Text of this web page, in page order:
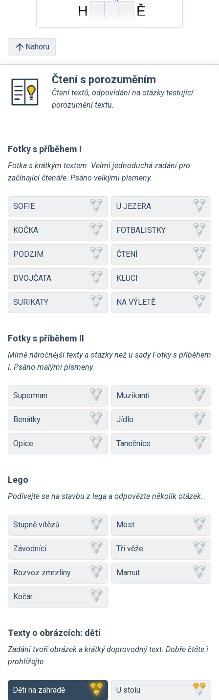
Nahoru
Čtení s porozuměním
Čtení textů, odpovídání na otázky testující
porozumění textu.
Fotky s příběhem I
Fotka s krátkým textem. Velmi jednoduchá zadání pro
začínající čtenáře. Psáno velkými písmeny.
SOFIE U JEZERA
KOČKA FOTBALISTKY
PODZIM ČTENÍ
DVOJČATA KLUCI
SURIKATY NA VÝLETĚ
Fotky s příběhem II
Mírně náročnější texty a otázky než u sady Fotky s příběhem
I. Psáno malými písmeny.
Superman Muzikanti
Benátky Jídlo
Opice Tanečnice
Lego
Podívejte se na stavbu z lega a odpovězte několik otázek.
Stupně vítězů Most
Závodníci Tři věže
Rozvoz zmrzliny Mamut
Kočár
Texty o obrázcích: děti
Zadání tvoří obrázek a krátký doprovodný text. Dobře čtěte i
prohlížejte.
Děti na zahradě U stolu